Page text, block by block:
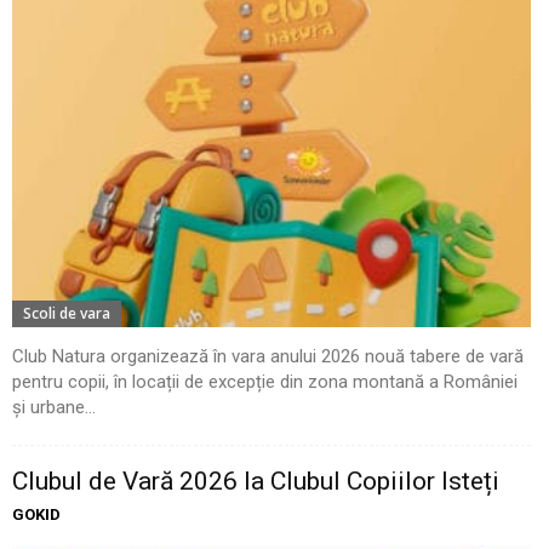
Scoli de vara
Club Natura organizează în vara anului 2026 nouă tabere de vară
pentru copii, în locații de excepție din zona montană a României
și urbane...
Clubul de Vară 2026 la Clubul Copiilor Isteți
GOKID